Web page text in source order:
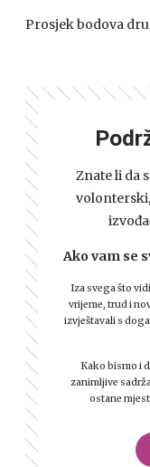
Prosjek bodova
Znate li da
Ako vam se
Iza svega što
vrijeme, trud i
izvještavali s
Kako bismo i
zanimljive
ostane